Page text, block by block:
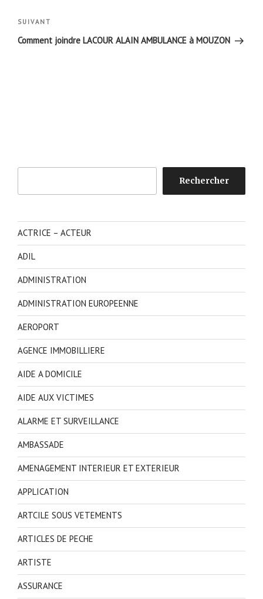
Article
suivant
SUIVANT
Comment joindre LACOUR ALAIN AMBULANCE à MOUZON
Rechercher
ACTRICE – ACTEUR
ADIL
ADMINISTRATION
ADMINISTRATION EUROPEENNE
AEROPORT
AGENCE IMMOBILLIERE
AIDE A DOMICILE
AIDE AUX VICTIMES
ALARME ET SURVEILLANCE
AMBASSADE
AMENAGEMENT INTERIEUR ET EXTERIEUR
APPLICATION
ARTCILE SOUS VETEMENTS
ARTICLES DE PECHE
ARTISTE
ASSURANCE